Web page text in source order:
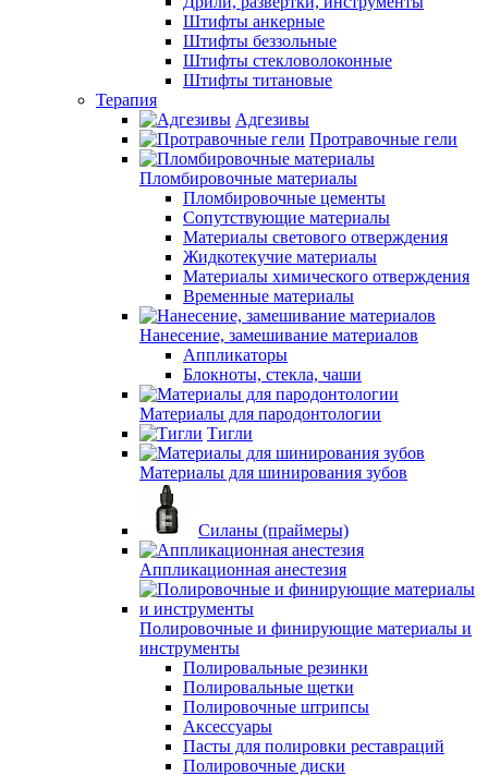
Штифты анкерные
Штифты беззольные
Штифты стекловолоконные
Штифты титановые
Терапия
Адгезивы
Протравочные гели
Пломбировочные материалы
Пломбировочные цементы
Сопутствующие материалы
Материалы светового отверждения
Жидкотекучие материалы
Материалы химического отверждения
Временные материалы
Нанесение, замешивание материалов
Аппликаторы
Блокноты, стекла, чаши
Материалы для пародонтологии
Тигли
Материалы для шинирования зубов
Силаны (праймеры)
Аппликационная анестезия
Полировочные и финирующие материалы и
инструменты
Полировальные резинки
Полировальные щетки
Полировочные штрипсы
Аксессуары
Пасты для полировки реставраций
Полировочные диски